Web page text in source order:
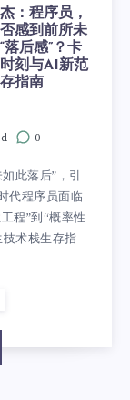
：程序员，
感到前所未
落后感”？卡
刻与AI新范
指南
0
此落后”，引
代程序员面临
程”到“概率性
术栈生存指